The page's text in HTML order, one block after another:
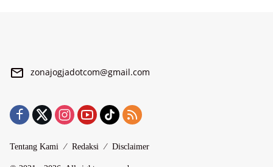
zonajogjadotcom@gmail.com
Tentang Kami Redaksi Disclaimer